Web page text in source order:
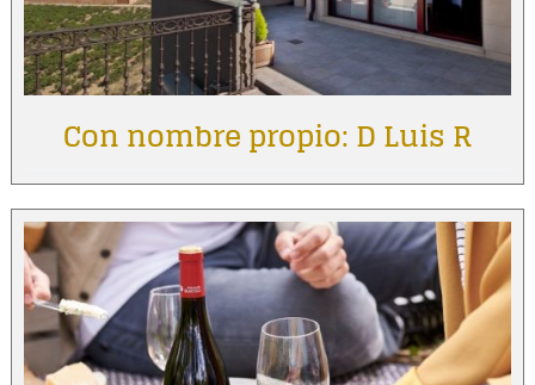
Con nombre propio: D Luis R